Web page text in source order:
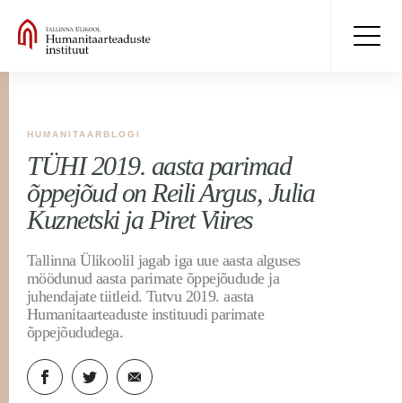
HUMANITAARBLOGI
TÜHI 2019. aasta parimad
õppejõud on Reili Argus, Julia
Kuznetski ja Piret Viires
Tallinna Ülikoolil jagab iga uue aasta alguses
möödunud aasta parimate õppejõudude ja
juhendajate tiitleid. Tutvu 2019. aasta
Humanitaarteaduste instituudi parimate
õppejõududega.